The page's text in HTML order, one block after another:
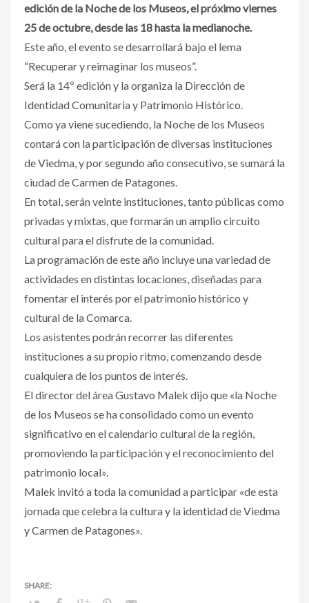
edición de la Noche de los Museos, el próximo viernes
25 de octubre, desde las 18 hasta la medianoche.
Este año, el evento se desarrollará bajo el lema
“Recuperar y reimaginar los museos”.
Será la 14º edición y la organiza la Dirección de
Identidad Comunitaria y Patrimonio Histórico.
Como ya viene sucediendo, la Noche de los Museos
contará con la participación de diversas instituciones
de Viedma, y por segundo año consecutivo, se sumará la
ciudad de Carmen de Patagones.
En total, serán veinte instituciones, tanto públicas como
privadas y mixtas, que formarán un amplio circuito
cultural para el disfrute de la comunidad.
La programación de este año incluye una variedad de
actividades en distintas locaciones, diseñadas para
fomentar el interés por el patrimonio histórico y
cultural de la Comarca.
Los asistentes podrán recorrer las diferentes
instituciones a su propio ritmo, comenzando desde
cualquiera de los puntos de interés.
El director del área Gustavo Malek dijo que «la Noche
de los Museos se ha consolidado como un evento
significativo en el calendario cultural de la región,
promoviendo la participación y el reconocimiento del
patrimonio local».
Malek invitó a toda la comunidad a participar «de esta
jornada que celebra la cultura y la identidad de Viedma
y Carmen de Patagones».